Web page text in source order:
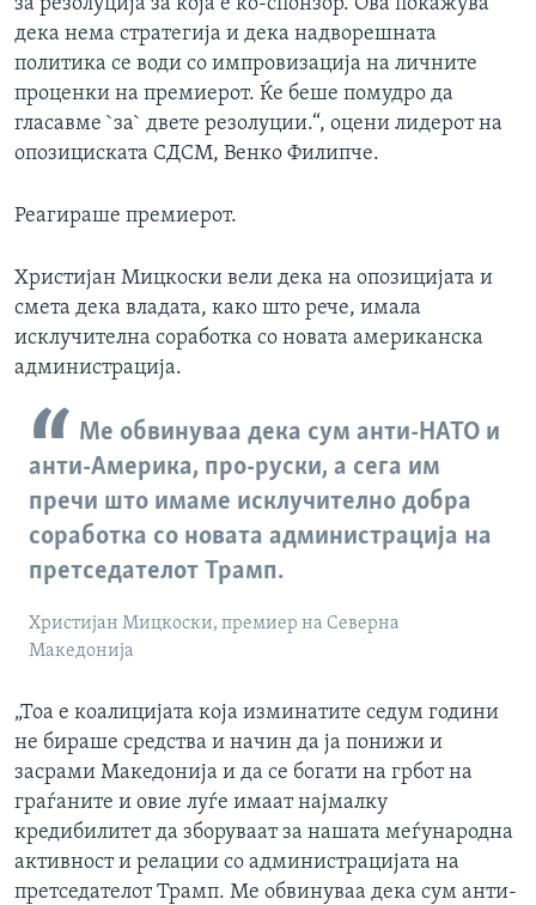
дека нема стратегија и дека надворешната
политика се води со импровизација на личните
проценки на премиерот. Ќе беше помудро да
гласавме `за` двете резолуции.“, оцени лидерот на
опозициската СДСМ, Венко Филипче.
Реагираше премиерот.
Христијан Мицкоски вели дека на опозицијата и
смета дека владата, како што рече, имала
исклучителна соработка со новата американска
администрација.
Ме обвинуваа дека сум анти-НАТО и
анти-Америка, про-руски, а сега им
пречи што имаме исклучително добра
соработка со новата администрација на
претседателот Трамп.
Христијан Мицкоски, премиер на Северна
Македонија
„Тоа е коалицијата која изминатите седум години
не бираше средства и начин да ја понижи и
засрами Македонија и да се богати на грбот на
граѓаните и овие луѓе имаат најмалку
кредибилитет да зборуваат за нашата меѓународна
активност и релации со администрацијата на
претседателот Трамп. Ме обвинуваа дека сум анти-